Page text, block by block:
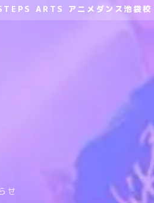
ARTS アニメダンス池袋校
せ